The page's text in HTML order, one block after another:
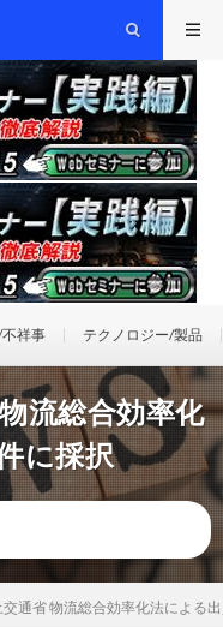
祥事 テクノロジー/製品
流総合効率化
に採択
通省 物流総合効率化法による